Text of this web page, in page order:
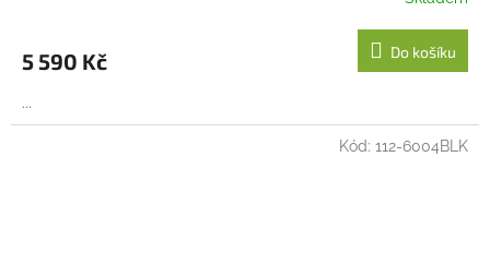
M
A
5 590 Kč Do košíku
...
Kód: 112-6004BLK